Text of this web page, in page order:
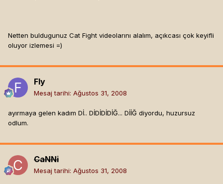
Netten buldugunuz Cat Fight videolarını alalım, açıkcası çok keyifli
oluyor izlemesi =)
Fly
Mesaj tarihi: Ağustos 31, 2008
ayırmaya gelen kadım Dİ.. DİDİDİDİĞ... DİİĞ diyordu, huzursuz
odlum.
CaNNi
Mesaj tarihi: Ağustos 31, 2008